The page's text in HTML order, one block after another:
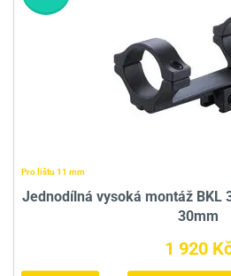
Pro lištu 11 mm
Jednodílná vysoká montáž BKL
30mm
1 920